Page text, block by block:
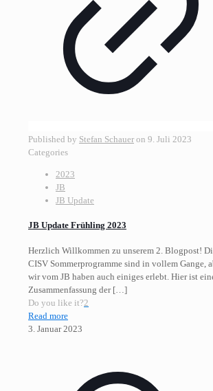
Published by Stefan Schauer on 9. Juli 2023
Categories
2023
JB
JB Update
JB Update Frühling 2023
Herzlich Willkommen zu unserem 2. Blogpost!
CISV Sommerprogramme sind in vollem Gange,
wir vom JB haben auch einiges erlebt. Hier ist
Zusammenfassung der[…]
Do you like it?2
Read more
3. Januar 2023